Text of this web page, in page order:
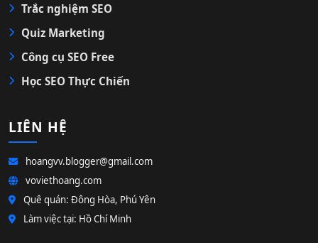
Trắc nghiệm SEO
Quiz Marketing
Công cụ SEO Free
Học SEO Thực Chiến
LIÊN HỆ
hoangvv.blogger@gmail.com
voviethoang.com
Quê quán: Đông Hòa, Phú Yên
Làm việc tại: Hồ Chí Minh